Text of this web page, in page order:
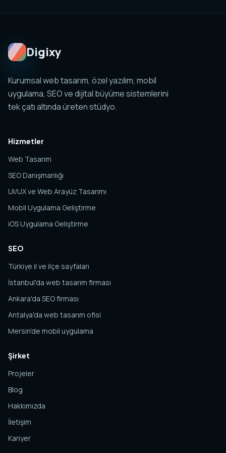
Digixy
Kurumsal web tasarım, özel yazılım, mobil
uygulama, SEO ve dijital büyüme sistemlerini
tek çatı altında üreten stüdyo.
Hizmetler
Web Tasarım
SEO Danışmanlığı
UI/UX ve Web Arayüz Tasarımı
Mobil Uygulama Geliştirme
iOS Uygulama Geliştirme
SEO
Türkiye il ve ilçe sayfaları
İstanbul'da web tasarım firması
Ankara'da SEO firması
Antalya'da web tasarım ofisi
Mersin'de mobil uygulama
Şirket
Projeler
Blog
Hakkımızda
İletişim
Kariyer